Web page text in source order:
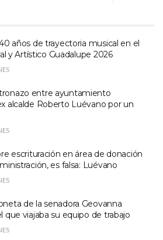
años de trayectoria musical en el
y Artístico Guadalupe 2026
entre ayuntamiento
alcalde Roberto Luévano por un
escrituración en área de donación
es falsa: Luévano
de la senadora Geovanna
que viajaba su equipo de trabajo